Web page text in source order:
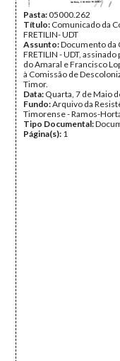
Pasta:05000.262
Título: Comunicado da
FRETILIN- UDT
Assunto:Documento da
FRETILIN - UDT,
do Amaral e Francisco
à Comissão de
Timor.
Data: Quarta, 7 de Maio
Fundo:Arquivo da
Timorense - Ramos-
Tipo Documental:
Página(s): 1